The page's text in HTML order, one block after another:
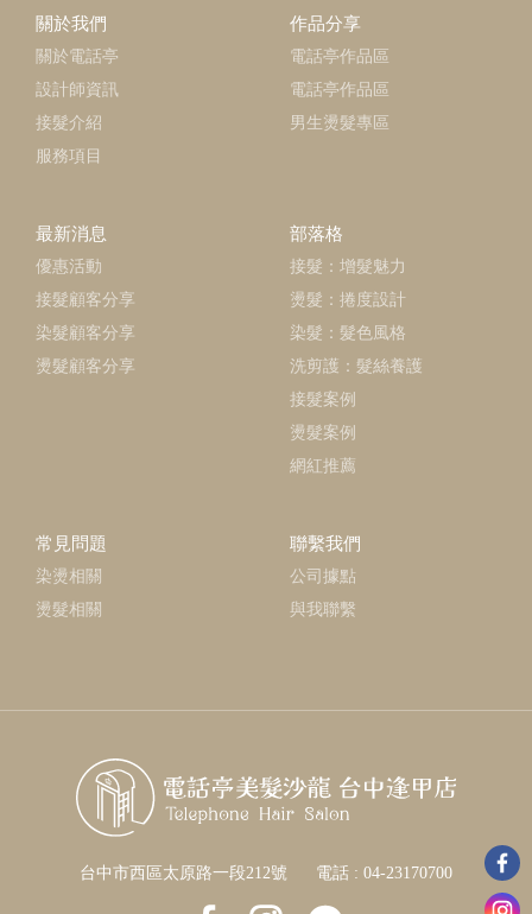
關於我們
關於電話亭
設計師資訊
接髮介紹
服務項目
作品分享
電話亭作品區
電話亭作品區
男生燙髮專區
最新消息
優惠活動
接髮顧客分享
染髮顧客分享
燙髮顧客分享
部落格
接髮：增髮魅力
燙髮：捲度設計
染髮：髮色風格
洗剪護：髮絲養護
接髮案例
燙髮案例
網紅推薦
常見問題
染燙相關
燙髮相關
聯繫我們
公司據點
與我聯繫
台中市西區太原路一段212號 電話 : 04-23170700